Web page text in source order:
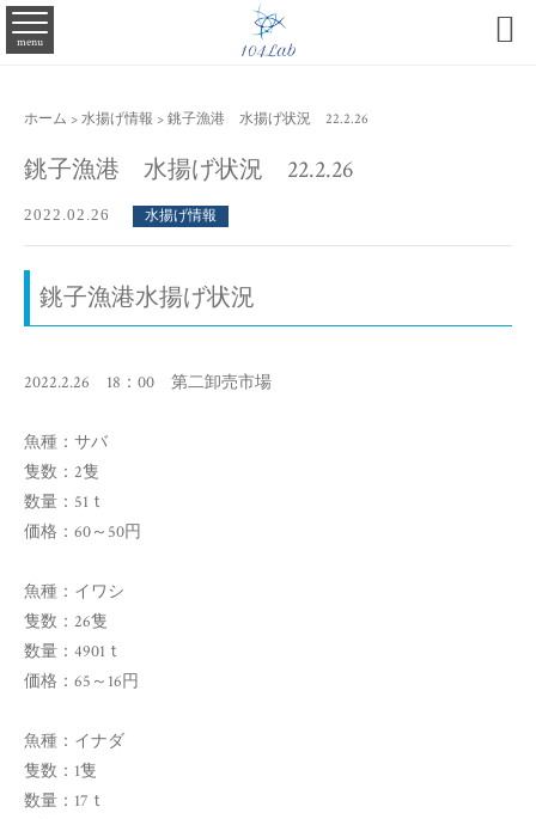
menu 
ホーム > 水揚げ情報 > 銚子漁港 水揚げ状況 22.2.26
銚子漁港 水揚げ状況 22.2.26
2022.02.26 水揚げ情報
銚子漁港水揚げ状況
2022.2.26 18：00 第二卸売市場
魚種：サバ
隻数：2隻
数量：51ｔ
価格：60～50円
魚種：イワシ
隻数：26隻
数量：4901ｔ
価格：65～16円
魚種：イナダ
隻数：1隻
数量：17ｔ